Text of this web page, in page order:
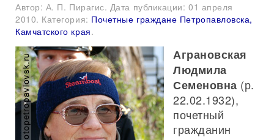
Автор: А. П. Пирагис. Дата публикации:01 апреля
2010. Категория: Почетные граждане Петропавловска,
Камчатского края.
Аграновская
Людмила
Семеновна (р.
22.02.1932),
почетный
гражданин